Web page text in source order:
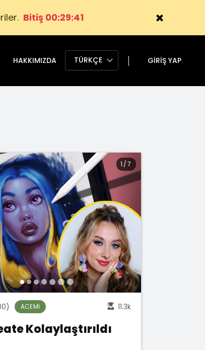
Bitiş 00:29:40
HAKKIMIZDA TÜRKÇE GIRIŞ YAP
ACEMI 11.3k
Kolaylaştırıldı
1 /7